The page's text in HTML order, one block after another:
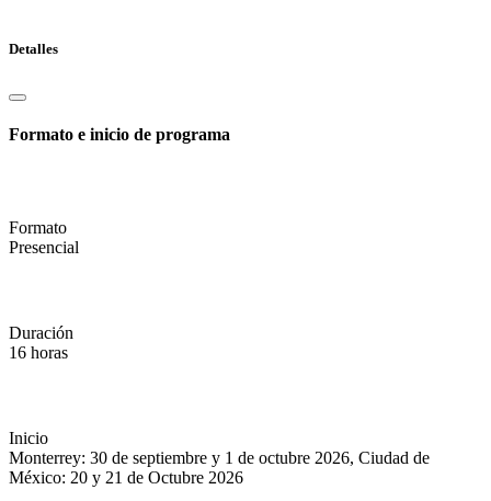
Detalles
Formato e inicio de programa
Formato
Presencial
Duración
16 horas
Inicio
Monterrey: 30 de septiembre y 1 de octubre 2026, Ciudad de
México: 20 y 21 de Octubre 2026